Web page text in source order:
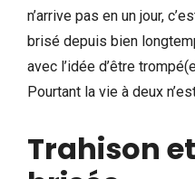
n’arrive pas en un jour,
brisé depuis bien
avec l’idée d’être
Pourtant la vie à deux
Trahison